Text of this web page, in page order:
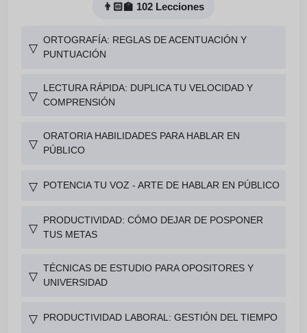
👨🏻‍🏫 102 Lecciones
▽
ORTOGRAFÍA: REGLAS DE ACENTUACIÓN Y
PUNTUACIÓN
▽
LECTURA RÁPIDA: DUPLICA TU VELOCIDAD Y
COMPRENSIÓN
▽
ORATORIA HABILIDADES PARA HABLAR EN
PÚBLICO
▽ POTENCIA TU VOZ - ARTE DE HABLAR EN PÚBLICO
▽
PRODUCTIVIDAD: CÓMO DEJAR DE POSPONER
TUS METAS
▽
TÉCNICAS DE ESTUDIO PARA OPOSITORES Y
UNIVERSIDAD
▽ PRODUCTIVIDAD LABORAL: GESTIÓN DEL TIEMPO